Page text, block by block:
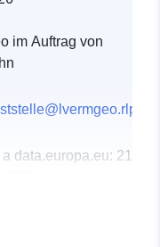
im Auftrag von
data.europa.eu: 21